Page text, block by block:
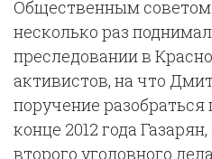
Общественным советом
несколько раз
преследовании в
активистов, на что
поручение разобраться
конце 2012 года
второго уголовного